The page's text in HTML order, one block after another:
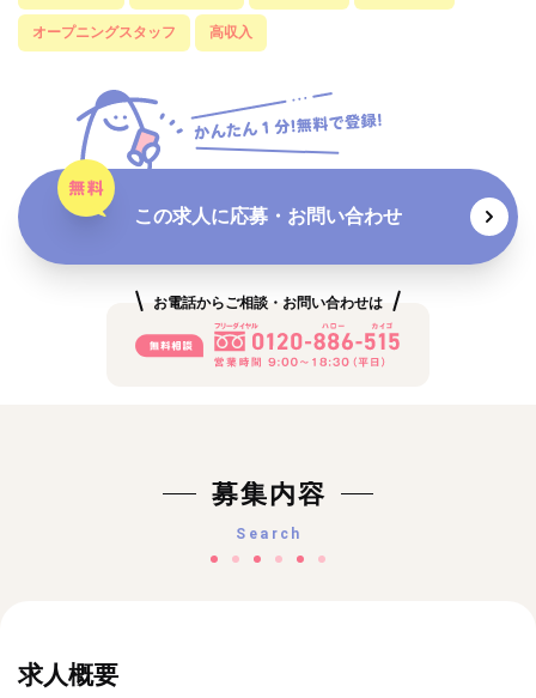
オープニングスタッフ 高収入
この求人に応募・お問い合わせ
お電話からご相談・お問い合わせは
募集内容
Search
求人概要